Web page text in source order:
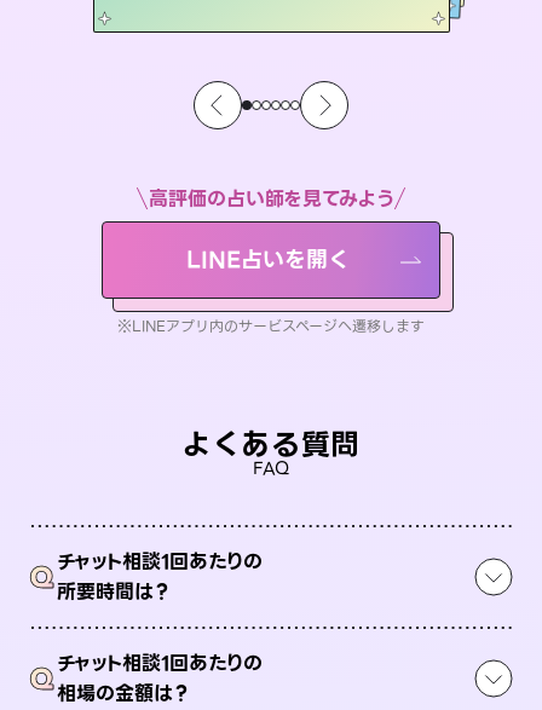
高評価の占い師を見てみよう
LINE占いを開く
※LINEアプリ内のサービスページへ遷移します
よくある質問
FAQ
Qチャット相談1回あたりの
所要時間は？
Qチャット相談1回あたりの
相場の金額は？